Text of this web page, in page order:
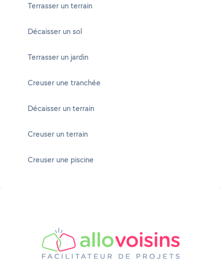
Terrasser un terrain
Décaisser un sol
Terrasser un jardin
Creuser une tranchée
Décaisser un terrain
Creuser un terrain
Creuser une piscine